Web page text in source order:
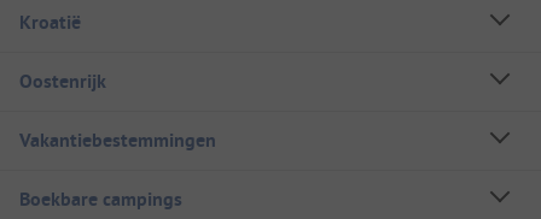
Kroatië
Oostenrijk
Vakantiebestemmingen
Boekbare campings